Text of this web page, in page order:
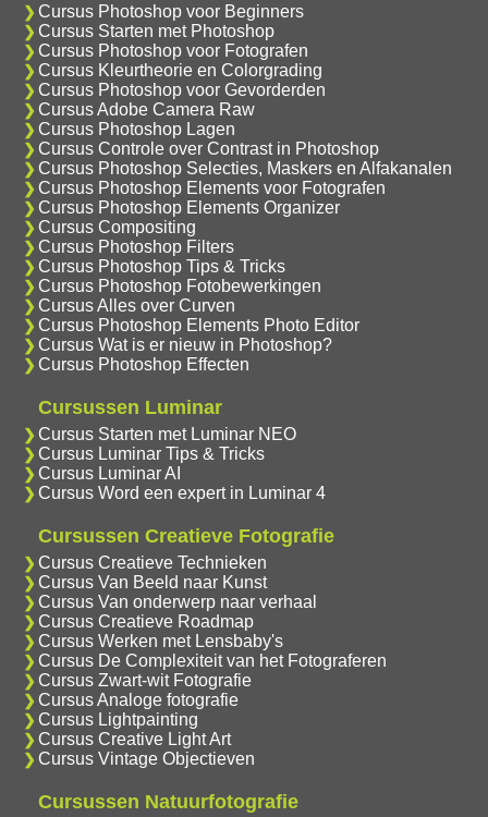
Cursus Photoshop voor Beginners
Cursus Starten met Photoshop
Cursus Photoshop voor Fotografen
Cursus Kleurtheorie en Colorgrading
Cursus Photoshop voor Gevorderden
Cursus Adobe Camera Raw
Cursus Photoshop Lagen
Cursus Controle over Contrast in Photoshop
Cursus Photoshop Selecties, Maskers en Alfakanalen
Cursus Photoshop Elements voor Fotografen
Cursus Photoshop Elements Organizer
Cursus Compositing
Cursus Photoshop Filters
Cursus Photoshop Tips & Tricks
Cursus Photoshop Fotobewerkingen
Cursus Alles over Curven
Cursus Photoshop Elements Photo Editor
Cursus Wat is er nieuw in Photoshop?
Cursus Photoshop Effecten
Cursussen Luminar
Cursus Starten met Luminar NEO
Cursus Luminar Tips & Tricks
Cursus Luminar AI
Cursus Word een expert in Luminar 4
Cursussen Creatieve Fotografie
Cursus Creatieve Technieken
Cursus Van Beeld naar Kunst
Cursus Van onderwerp naar verhaal
Cursus Creatieve Roadmap
Cursus Werken met Lensbaby's
Cursus De Complexiteit van het Fotograferen
Cursus Zwart-wit Fotografie
Cursus Analoge fotografie
Cursus Lightpainting
Cursus Creative Light Art
Cursus Vintage Objectieven
Cursussen Natuurfotografie